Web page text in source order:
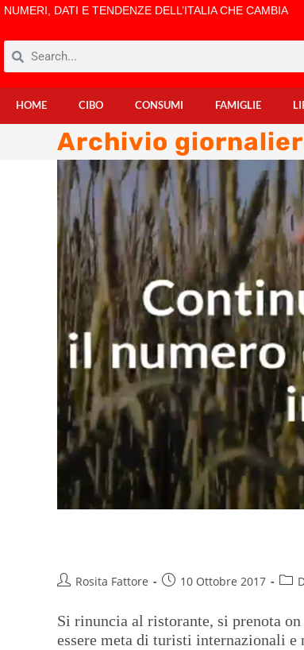
NUMERI, DATI E TENDENZE DELL’ITALIA CHE CAMBIA
HOME CIBO CONSUMI FAMIGLIE
Archivio
Rosita Fattore 10 Ottobre 2017
Si rinuncia al ristorante, si prenota
essere meta di turisti internazionali